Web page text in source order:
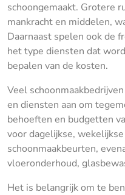
schoongemaakt. Grotere
mankracht en middelen,
Daarnaast spelen ook de
het type diensten dat
bepalen van de kosten.
Veel
en diensten aan om
behoeften en budgetten
voor dagelijkse,
schoonmaakbeurten,
vloeronderhoud,
Het is belangrijk om te